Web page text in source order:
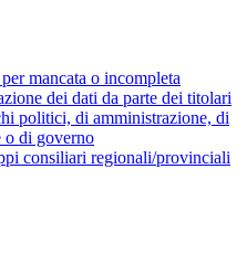
mancata o incompleta
dei dati da parte dei titolari
politici, di amministrazione, di
o di governo
consiliari regionali/provinciali